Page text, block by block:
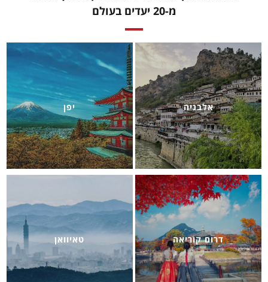
מ-20 יעדים בעולם
אלבניה יפן
דרום קוריאה טאיוואן